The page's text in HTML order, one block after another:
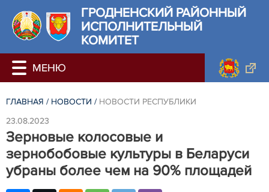
ГРОДНЕНСКИЙ РАЙОННЫЙ
ИСПОЛНИТЕЛЬНЫЙ
КОМИТЕТ
ГЛАВНАЯ / НОВОСТИ / НОВОСТИ РЕСПУБЛИКИ
23.08.2023
Зерновые колосовые и
зернобобовые культуры в Беларуси
убраны более чем на 90% площадей